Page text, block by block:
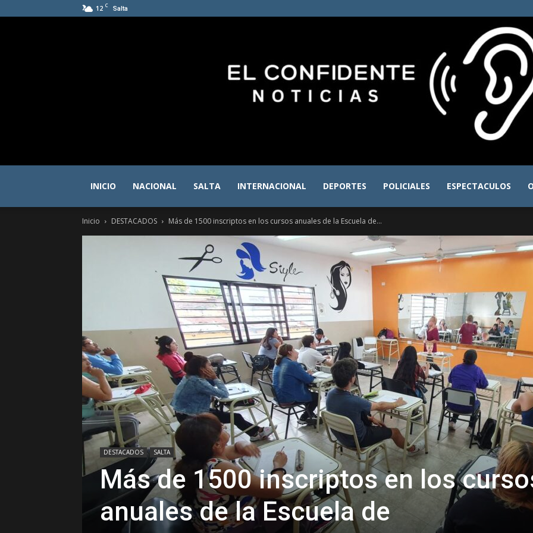
12 C Salta
INICIO NACIONAL SALTA INTERNACIONAL DEPORTES POLICIALES ESPECTACULOS
Inicio DESTACADOS Más de 1500 inscriptos en los cursos anuales de la Escuela de...
DESTACADOS SALTA
Más de 1500 inscriptos en los
anuales de la Escuela de